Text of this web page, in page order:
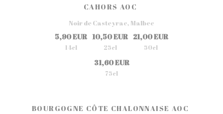
CAHORS AOC
Noir de Casteyrac, Malbec
5,90 EUR
14cl
10,50 EUR
25cl
21,00 EUR
50cl
31,60 EUR
75cl
BOURGOGNE CÔTE CHALONNAISE AOC